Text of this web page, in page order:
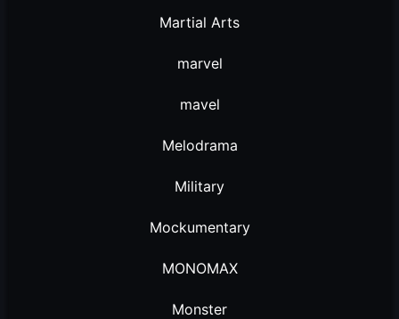
Martial Arts
marvel
mavel
Melodrama
Military
Mockumentary
MONOMAX
Monster